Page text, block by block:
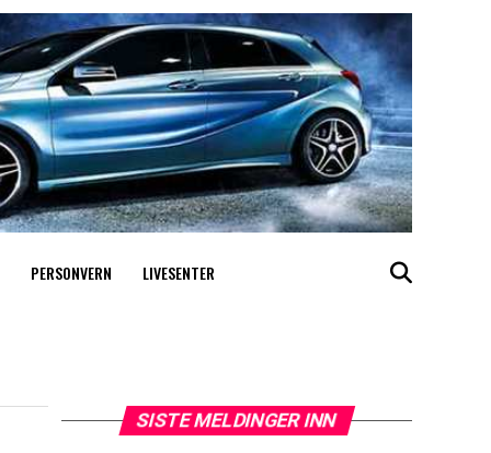
PERSONVERN LIVESENTER
SISTE MELDINGER INN